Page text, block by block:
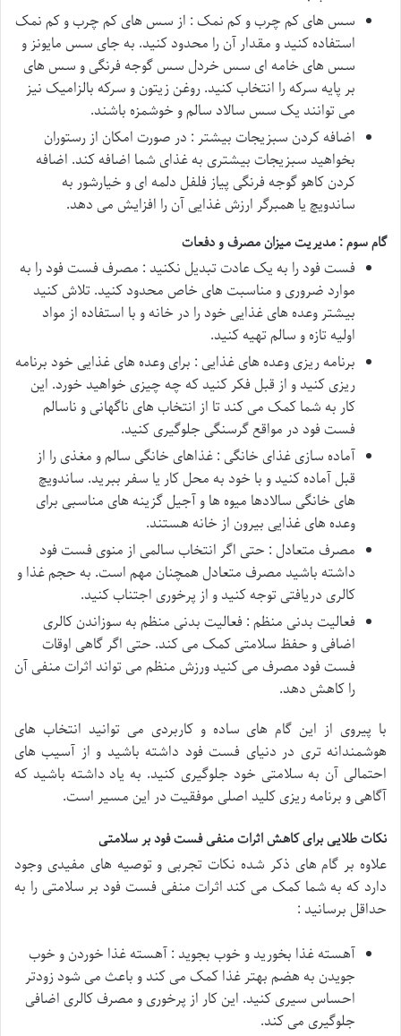
سس های کم چرب و کم نمک : از سس های کم چرب و کم نمک
استفاده کنید و مقدار آن را محدود کنید. به جای سس مایونز و
سس های خامه ای سس خردل سس گوجه فرنگی و سس های
بر پایه سرکه را انتخاب کنید. روغن زیتون و سرکه بالزامیک نیز
می توانند یک سس سالاد سالم و خوشمزه باشند.
اضافه کردن سبزیجات بیشتر : در صورت امکان از رستوران
بخواهید سبزیجات بیشتری به غذای شما اضافه کند. اضافه
کردن کاهو گوجه فرنگی پیاز فلفل دلمه ای و خیارشور به
ساندویچ یا همبرگر ارزش غذایی آن را افزایش می دهد.
گام سوم : مدیریت میزان مصرف و دفعات
فست فود را به یک عادت تبدیل نکنید : مصرف فست فود را به
موارد ضروری و مناسبت های خاص محدود کنید. تلاش کنید
بیشتر وعده های غذایی خود را در خانه و با استفاده از مواد
اولیه تازه و سالم تهیه کنید.
برنامه ریزی وعده های غذایی : برای وعده های غذایی خود برنامه
ریزی کنید و از قبل فکر کنید که چه چیزی خواهید خورد. این
کار به شما کمک می کند تا از انتخاب های ناگهانی و ناسالم
فست فود در مواقع گرسنگی جلوگیری کنید.
آماده سازی غذای خانگی : غذاهای خانگی سالم و مغذی را از
قبل آماده کنید و با خود به محل کار یا سفر ببرید. ساندویچ
های خانگی سالادها میوه ها و آجیل گزینه های مناسبی برای
وعده های غذایی بیرون از خانه هستند.
مصرف متعادل : حتی اگر انتخاب سالمی از منوی فست فود
داشته باشید مصرف متعادل همچنان مهم است. به حجم غذا و
کالری دریافتی توجه کنید و از پرخوری اجتناب کنید.
فعالیت بدنی منظم : فعالیت بدنی منظم به سوزاندن کالری
اضافی و حفظ سلامتی کمک می کند. حتی اگر گاهی اوقات
فست فود مصرف می کنید ورزش منظم می تواند اثرات منفی آن
را کاهش دهد.
با پیروی از این گام های ساده و کاربردی می توانید انتخاب های
هوشمندانه تری در دنیای فست فود داشته باشید و از آسیب های
احتمالی آن به سلامتی خود جلوگیری کنید. به یاد داشته باشید که
آگاهی و برنامه ریزی کلید اصلی موفقیت در این مسیر است.
نکات طلایی برای کاهش اثرات منفی فست فود بر سلامتی
علاوه بر گام های ذکر شده نکات تجربی و توصیه های مفیدی وجود
دارد که به شما کمک می کند اثرات منفی فست فود بر سلامتی را به
حداقل برسانید :
آهسته غذا بخورید و خوب بجوید : آهسته غذا خوردن و خوب
جویدن به هضم بهتر غذا کمک می کند و باعث می شود زودتر
احساس سیری کنید. این کار از پرخوری و مصرف کالری اضافی
جلوگیری می کند.